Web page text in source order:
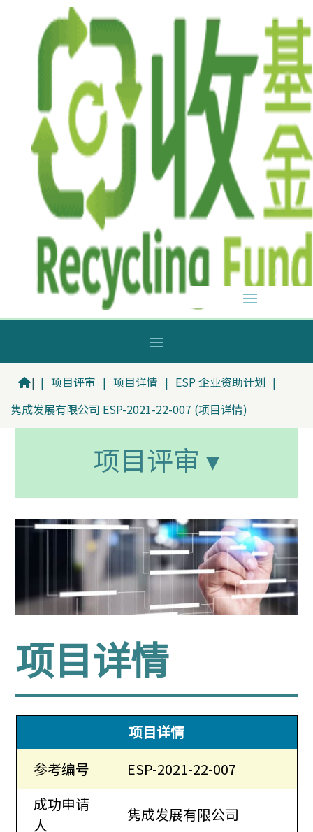
| | 项目评审 | 项目详情 | ESP 企业资助计划 |
隽成发展有限公司 ESP-2021-22-007 (项目详情)
项目评审 ▾
项目详情
项目详情
参考编号
ESP-2021-22-007
成功申请
人
隽成发展有限公司